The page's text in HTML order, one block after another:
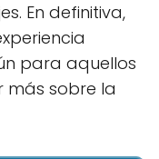
En definitiva,
para aquellos
más sobre la